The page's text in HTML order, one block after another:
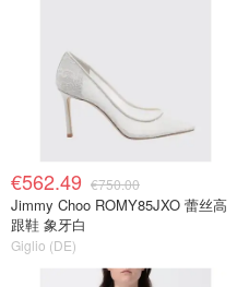
€562.49 €750.00
Jimmy Choo ROMY85JXO 蕾丝高
跟鞋 象牙白
Giglio (DE)